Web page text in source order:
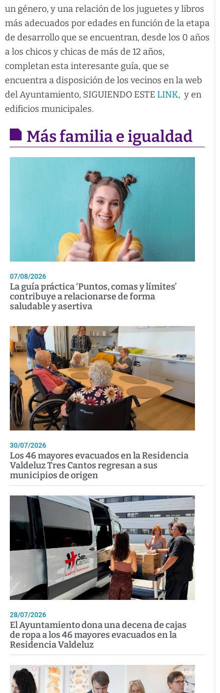
un género, y una relación de los juguetes y libros
más adecuados por edades en función de la etapa
de desarrollo que se encuentran, desde los 0 años
a los chicos y chicas de más de 12 años,
completan esta interesante guía, que se
encuentra a disposición de los vecinos en la web
del Ayuntamiento, SIGUIENDO ESTE LINK, y en
edificios municipales.
Más familia e igualdad
07/08/2026
La guía práctica ‘Puntos, comas y límites’
contribuye a relacionarse de forma
saludable y asertiva
30/07/2026
Los 46 mayores evacuados en la Residencia
Valdeluz Tres Cantos regresan a sus
municipios de origen
28/07/2026
El Ayuntamiento dona una decena de cajas
de ropa a los 46 mayores evacuados en la
Residencia Valdeluz